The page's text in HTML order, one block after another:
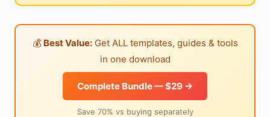
💰 Best Value:Get ALL templates, guides & tools
in one download
Complete Bundle — $29 →
Save 70% vs buying separately